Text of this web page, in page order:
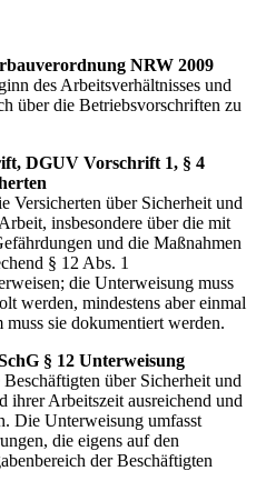
NRW 2009
des Arbeitsverhältnisses und
über die Betriebsvorschriften zu
DGUV Vorschrift 1, § 4
Versicherten über Sicherheit und
insbesondere über die mit
und die Maßnahmen
§ 12 Abs. 1
die Unterweisung muss
werden, mindestens aber einmal
sie dokumentiert werden.
§ 12 Unterweisung
über Sicherheit und
ihrer Arbeitszeit ausreichend und
Die Unterweisung umfasst
die eigens auf den
der Beschäftigten